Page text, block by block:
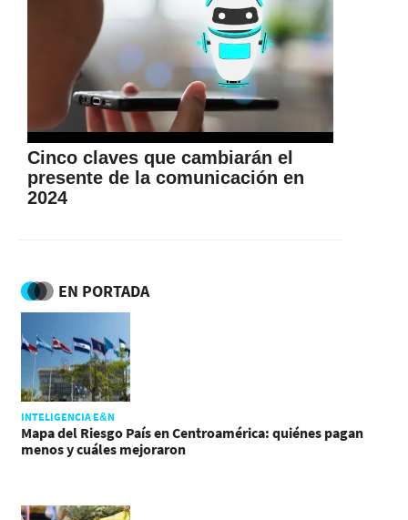
Cinco claves que cambiarán el
presente de la comunicación en
2024
EN PORTADA
INTELIGENCIA E&N
Mapa del Riesgo País en Centroamérica: quiénes pagan
menos y cuáles mejoraron